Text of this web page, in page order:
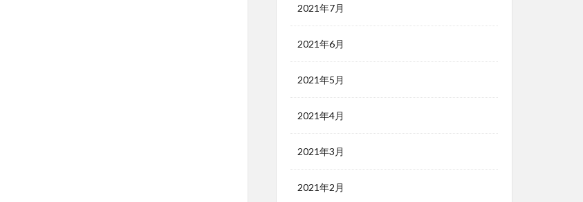
2021年7月
2021年6月
2021年5月
2021年4月
2021年3月
2021年2月